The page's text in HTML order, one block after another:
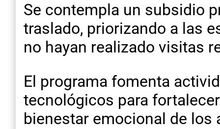
​Se contempla un subsidio
traslado, priorizando a las
no hayan realizado visitas
​El programa fomenta
tecnológicos para
bienestar emocional de los